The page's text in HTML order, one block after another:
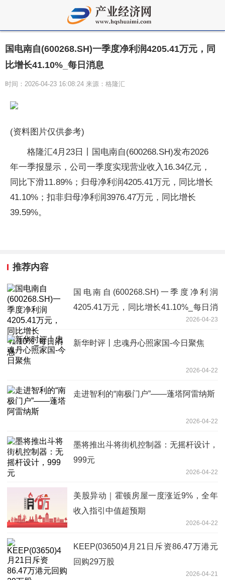
国电南自(600268.SH)一季度净利润4205.41万元，同
比增长41.10%_每日消息
时间：2026-04-23 16:08:24 来源：格隆汇
(资料图片仅供参考)
格隆汇4月23日丨国电南自(600268.SH)发布2026
年一季报显示，公司一季度实现营业收入16.34亿元，
同比下滑11.89%；归母净利润4205.41万元，同比增长
41.10%；扣非归母净利润3976.47万元，同比增长
39.59%。
推荐内容
国电南自(600268.SH)一季度净利润
4205.41万元，同比增长41.10%_每日消
2026-04-23
新华时评丨忠魂丹心照家国-今日聚焦
2026-04-22
走进智利的“南极门户”——蓬塔阿雷纳斯
2026-04-22
墨将推出斗将街机控制器：无摇杆设计，
999元
2026-04-22
美股异动｜霍顿房屋一度涨近9%，全年
收入指引中值超预期
2026-04-22
KEEP(03650)4月21日斥资86.47万港元
回购29万股
2026-04-21